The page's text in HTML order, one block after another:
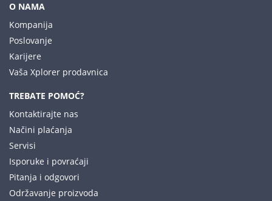
O NAMA
Kompanija
Poslovanje
Karijere
Vaša Xplorer prodavnica
TREBATE POMOĆ?
Kontaktirajte nas
Načini plaćanja
Servisi
Isporuke i povraćaji
Pitanja i odgovori
Održavanje proizvoda